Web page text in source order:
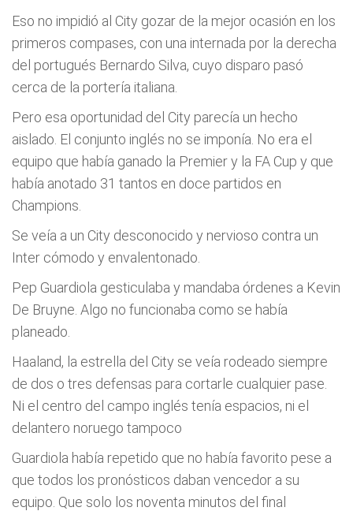
Eso no impidió al City gozar de la mejor ocasión en los
primeros compases, con una internada por la derecha
del portugués Bernardo Silva, cuyo disparo pasó
cerca de la portería italiana.
Pero esa oportunidad del City parecía un hecho
aislado. El conjunto inglés no se imponía. No era el
equipo que había ganado la Premier y la FA Cup y que
había anotado 31 tantos en doce partidos en
Champions.
Se veía a un City desconocido y nervioso contra un
Inter cómodo y envalentonado.
Pep Guardiola gesticulaba y mandaba órdenes a Kevin
De Bruyne. Algo no funcionaba como se había
planeado.
Haaland, la estrella del City se veía rodeado siempre
de dos o tres defensas para cortarle cualquier pase.
Ni el centro del campo inglés tenía espacios, ni el
delantero noruego tampoco
Guardiola había repetido que no había favorito pese a
que todos los pronósticos daban vencedor a su
equipo. Que solo los noventa minutos del final